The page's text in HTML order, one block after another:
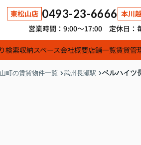
東松山店 0493-23-6666 本川
営業時間：9:00～17:00 定休日：
検索収納スペース会社概要店舗一覧賃貸管
町の賃貸物件一覧 武州長瀬駅 ベルハイツ